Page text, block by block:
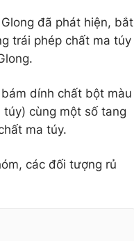
đã phát hiện, bắt
trái phép chất ma túy
dính chất bột màu
túy) cùng một số tang
ma túy.
các đối tượng rủ